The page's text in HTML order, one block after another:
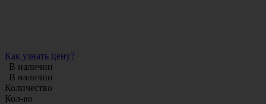
Как узнать цену?
В наличии
В наличии
Количество
Кол-во